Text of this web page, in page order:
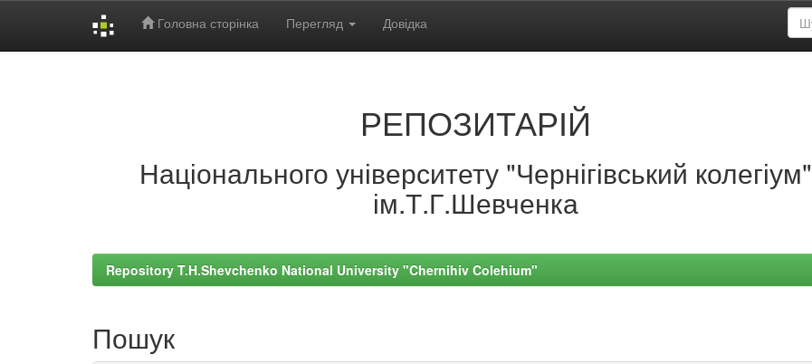
Головна сторінка Перегляд Довідка
РЕПОЗИТАРІЙ
Національного університету "Чернігівський колегіум"
ім.Т.Г.Шевченка
Repository T.H.Shevchenko National University "Chernihiv Colehium"
Пошук